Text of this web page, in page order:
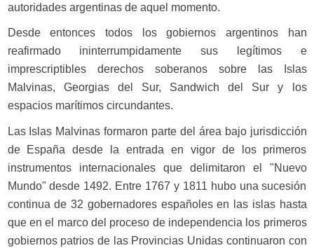
autoridades argentinas de aquel momento.
Desde entonces todos los gobiernos argentinos han
reafirmado ininterrumpidamente sus legítimos e
imprescriptibles derechos soberanos sobre las Islas
Malvinas, Georgias del Sur, Sandwich del Sur y los
espacios marítimos circundantes.
Las Islas Malvinas formaron parte del área bajo jurisdicción
de España desde la entrada en vigor de los primeros
instrumentos internacionales que delimitaron el "Nuevo
Mundo" desde 1492. Entre 1767 y 1811 hubo una sucesión
continua de 32 gobernadores españoles en las islas hasta
que en el marco del proceso de independencia los primeros
gobiernos patrios de las Provincias Unidas continuaron con